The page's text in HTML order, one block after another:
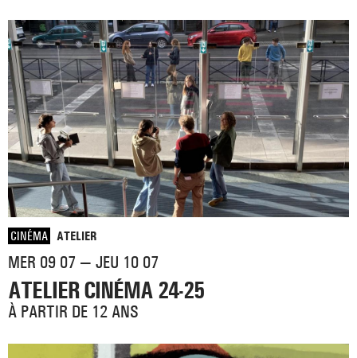
CINÉMA ATELIER
MER 09 07 — JEU 10 07
ATELIER CINÉMA 24-25
À PARTIR DE 12 ANS